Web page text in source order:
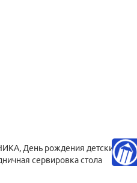
,День рождения детский,
сервировка стола